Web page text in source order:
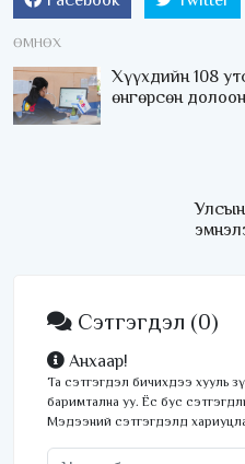
ӨМНӨХ
Хүүхдийн 108
өнгөрсөн
Улсын
Сэтгэгдэл (0)
Анхаар!
Та сэтгэгдэл бичихдээ хууль
баримтална уу. Ёс бус
Мэдээний сэтгэгдэлд